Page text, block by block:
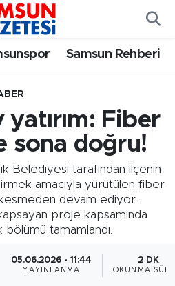
Samsun Rehberi
Fiber
sona doğru!
Belediyesi tarafından ilçenin
amacıyla yürütülen fiber
kesmeden devam ediyor.
proje kapsamında
bölümü tamamlandı.
05.06.2026 - 11:44
YAYINLANMA
2 DK
OKUNMA
Vakitleri
Haritası
ve Fikstür